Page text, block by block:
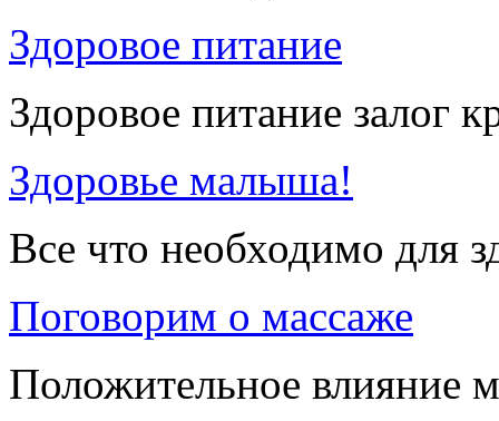
Здоровое питание
Здоровое питание залог
Здоровье малыша!
Все что необходимо для
Поговорим о массаже
Положительное влияние